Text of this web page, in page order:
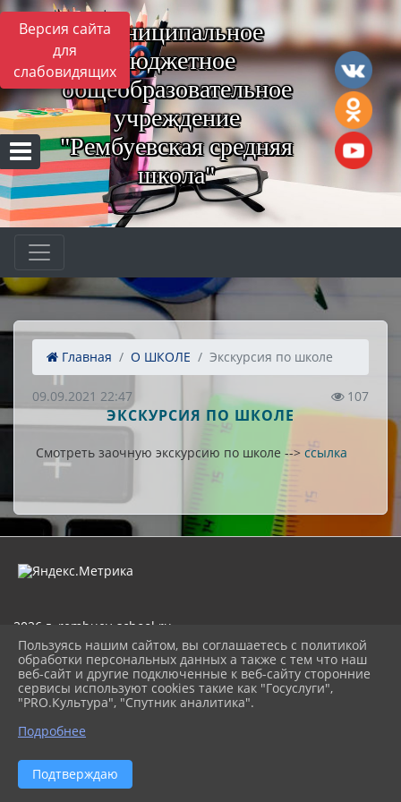
Версия сайта
для
слабовидящих
Муниципальное
бюджетное
общеобразовательное
учреждение
"Рембуевская средняя
школа"
Главная О ШКОЛЕ Экскурсия по школе
09.09.2021 22:47 107
ЭКСКУРСИЯ ПО ШКОЛЕ
Смотреть заочную экскурсию по школе --> ссылка
2026 г. rembuev-school.ru
Вход
Карта сайта
Политика обработки персональных данных
Сделано на KubCMS
Пользуясь нашим сайтом, вы соглашаетесь с политикой
обработки персональных данных а также с тем что наш
веб-сайт и другие подключенные к веб-сайту сторонние
сервисы используют cookies такие как "Госуслуги",
"PRO.Культура", "Спутник аналитика".
Подробнее
Подтверждаю